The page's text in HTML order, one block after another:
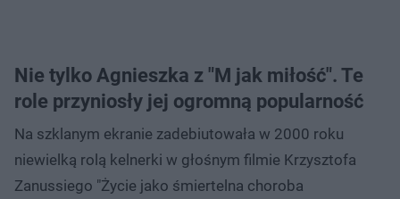
Nie tylko Agnieszka z "M jak miłość". Te
role przyniosły jej ogromną popularność
Na szklanym ekranie zadebiutowała w 2000 roku
niewielką rolą kelnerki w głośnym filmie Krzysztofa
Zanussiego "Życie jako śmiertelna choroba